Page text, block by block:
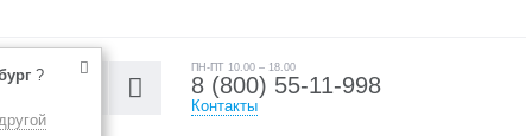
? ПН-ПТ 10.00 – 18.00
8 (800) 55-11-998
Контакты